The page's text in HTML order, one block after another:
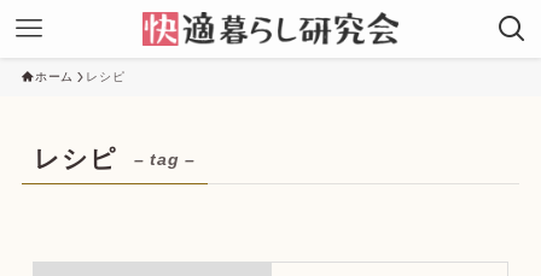
ホーム レシピ
レシピ – tag –